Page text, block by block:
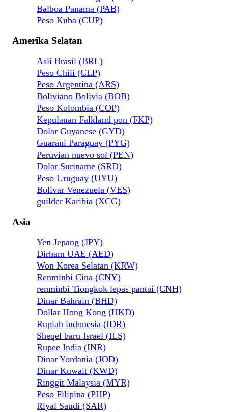
Balboa Panama (PAB)
Peso Kuba (CUP)
Amerika Selatan
Asli Brasil (BRL)
Peso Chili (CLP)
Peso Argentina (ARS)
Boliviano Bolivia (BOB)
Peso Kolombia (COP)
Kepulauan Falkland pon (FKP)
Dolar Guyanese (GYD)
Guarani Paraguay (PYG)
Peruvian nuevo sol (PEN)
Dolar Suriname (SRD)
Peso Uruguay (UYU)
Bolivar Venezuela (VES)
guilder Karibia (XCG)
Asia
Yen Jepang (JPY)
Dirham UAE (AED)
Won Korea Selatan (KRW)
Renminbi Cina (CNY)
renminbi Tiongkok lepas pantai (CNH)
Dinar Bahrain (BHD)
Dollar Hong Kong (HKD)
Rupiah indonesia (IDR)
Sheqel baru Israel (ILS)
Rupee India (INR)
Dinar Yordania (JOD)
Dinar Kuwait (KWD)
Ringgit Malaysia (MYR)
Peso Filipina (PHP)
Riyal Saudi (SAR)